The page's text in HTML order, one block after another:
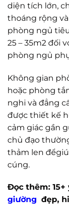
diện tích lớn,
thoáng rộng
phòng ngủ
25 – 35m2 đối
phòng ngủ
Không gian
hoặc phòng
nghi và đẳng
được thiết kế
cảm giác gần
chủ đạo
thảm len
cúng.
Đọc thêm: 15+
giường đẹp,